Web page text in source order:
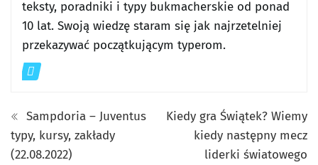
teksty, poradniki i typy bukmacherskie od ponad
10 lat. Swoją wiedzę staram się jak najrzetelniej
przekazywać początkującym typerom.
Sampdoria – Juventus
typy, kursy, zakłady
(22.08.2022)
Kiedy gra Świątek? Wiemy
kiedy następny mecz
liderki światowego